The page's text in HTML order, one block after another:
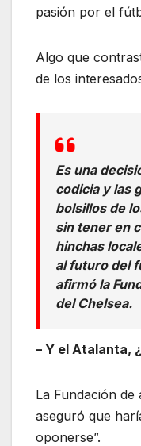
pasión por el
Algo que
de los
Es una
codicia y las
bolsillos de
sin tener en
hinchas
al futuro del
afirmó la
del Chelsea.
– Y el Atalanta,
La Fundación
aseguró que
oponerse”.